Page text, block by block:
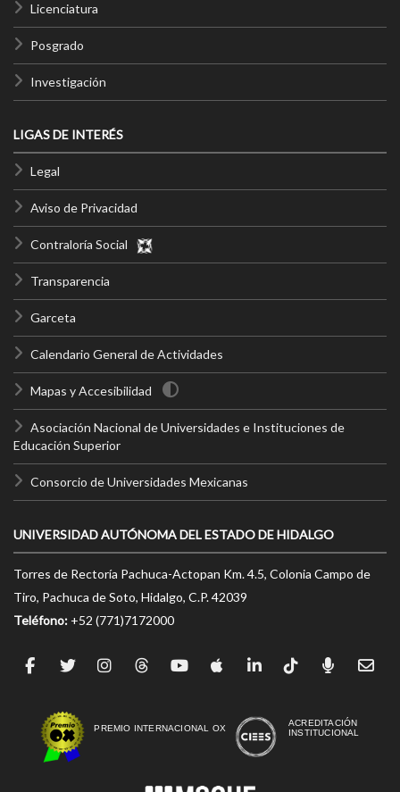
Licenciatura
Posgrado
Investigación
LIGAS DE INTERÉS
Legal
Aviso de Privacidad
Contraloría Social
Transparencia
Garceta
Calendario General de Actividades
Mapas y Accesibilidad
Asociación Nacional de Universidades e Instituciones de
Educación Superior
Consorcio de Universidades Mexicanas
UNIVERSIDAD AUTÓNOMA DEL ESTADO DE HIDALGO
Torres de Rectoría Pachuca-Actopan Km. 4.5, Colonia Campo de
Tiro, Pachuca de Soto, Hidalgo, C.P. 42039
Teléfono: +52 (771)7172000
PREMIO INTERNACIONAL OX
ACREDITACIÓN
INSTITUCIONAL